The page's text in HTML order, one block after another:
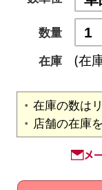
数量
在庫
(在
在庫の数は
店舗の在庫